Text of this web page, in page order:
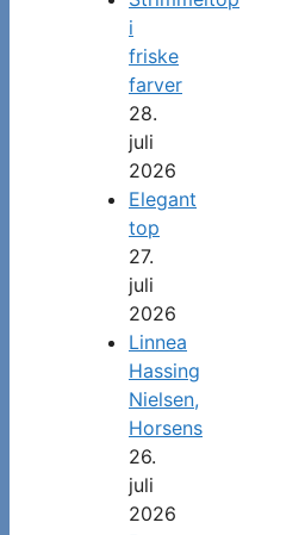
i
friske
farver
28.
juli
2026
Elegant
top
27.
juli
2026
Linnea
Hassing
Nielsen,
Horsens
26.
juli
2026